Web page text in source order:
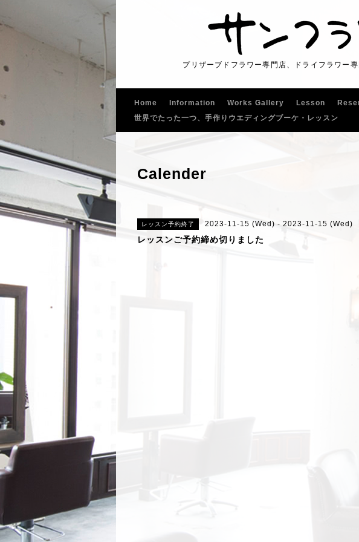
プリザーブドフラワー専門店、ドライフラワー
Home Information Works Gallery Lesson
世界でたった一つ、手作りウエディングブーケ・レッスン
Calender
レッスン予約終了 2023-11-15 (Wed) - 2023-11-15 (Wed)
レッスンご予約締め切りました